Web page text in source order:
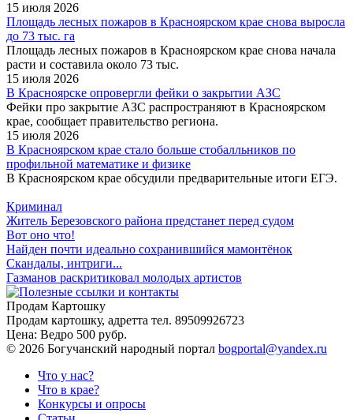
15 июля 2026
Площадь лесных пожаров в Красноярском крае снова выросла
до 73 тыс. га
Площадь лесных пожаров в Красноярском крае снова начала
расти и составила около 73 тыс.
15 июля 2026
В Красноярске опровергли фейки о закрытии АЗС
Фейки про закрытие АЗС распространяют в Красноярском
крае, сообщает правительство региона.
15 июля 2026
В Красноярском крае стало больше стобалльников по
профильной математике и физике
В Красноярском крае обсудили предварительные итоги ЕГЭ.
Криминал
Житель Березовского района предстанет перед судом
Вот оно что!
Найден почти идеально сохранившийся мамонтёнок
Скандалы, интриги...
Газманов раскритиковал молодых артистов
Продам Картошку
Продам картошку, адретта тел. 89509926723
Цена: Ведро 500 рубр.
© 2026 Богучанский народный портал bogportal@yandex.ru
Что у нас?
Что в крае?
Конкурсы и опросы